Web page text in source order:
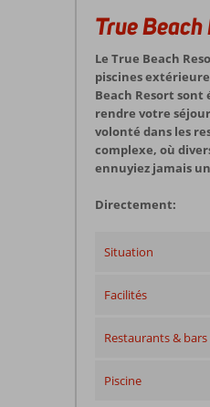
True
Le True Beach
piscines
Beach Resort
rendre votre
volonté dans les
complexe, où
ennuyiez jamais
Directement:
Situation
Facilités
Restaurants & bars
Piscine